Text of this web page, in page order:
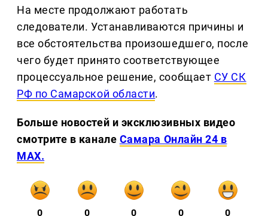
На месте продолжают работать
следователи. Устанавливаются причины и
все обстоятельства произошедшего, после
чего будет принято соответствующее
процессуальное решение, сообщает СУ СК
РФ по Самарской области.
Больше новостей и эксклюзивных видео
смотрите в канале Самара Онлайн 24 в
MAX.
0 0 0 0 0